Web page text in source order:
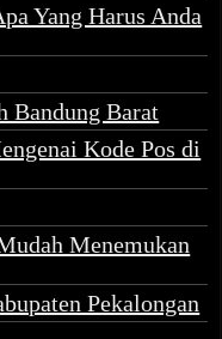
Yang Harus Anda
Bandung Barat
Kode Pos di
Menemukan
Pekalongan